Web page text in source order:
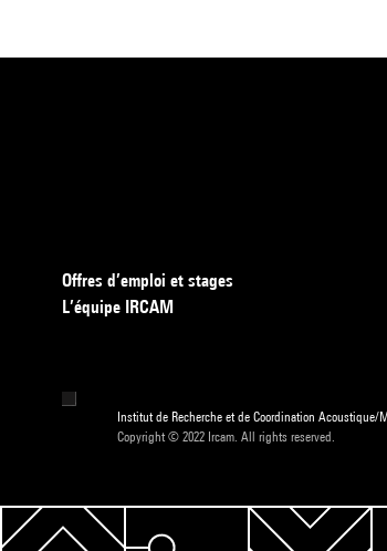
Offres d’emploi et stages
L’équipe IRCAM
Institut de Recherche et de Coordination Acoustique/
Copyright © 2022 Ircam. All rights reserved.